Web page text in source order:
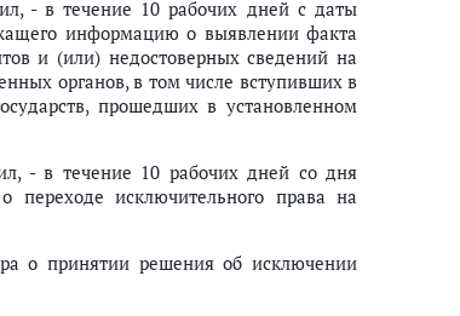
- в течение 10 рабочих дней с даты
информацию о выявлении факта
и (или) недостоверных сведений на
органов, в том числе вступивших в
прошедших в установленном
- в течение 10 рабочих дней со дня
исключительного права на
о принятии решения об исключении